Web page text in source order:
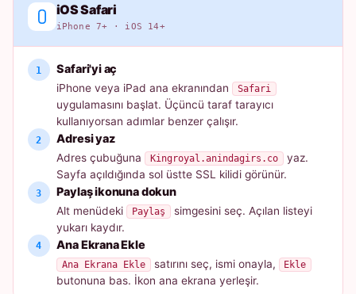
iOS Safari
iPhone 7+ · iOS 14+
Safari'yi aç
iPhone veya iPad ana ekranından Safari
uygulamasını başlat. Üçüncü taraf tarayıcı
kullanıyorsan adımlar benzer çalışır.
Adresi yaz
Adres çubuğuna Kingroyal.anindagirs.co
yaz.
Sayfa açıldığında sol üstte SSL kilidi görünür.
Paylaş ikonuna dokun
Alt menüdeki Paylaş
simgesini seç. Açılan listeyi
yukarı kaydır.
Ana Ekrana Ekle
Ana Ekrana Ekle satırını seç, ismi onayla, Ekle
butonuna bas. İkon ana ekrana yerleşir.